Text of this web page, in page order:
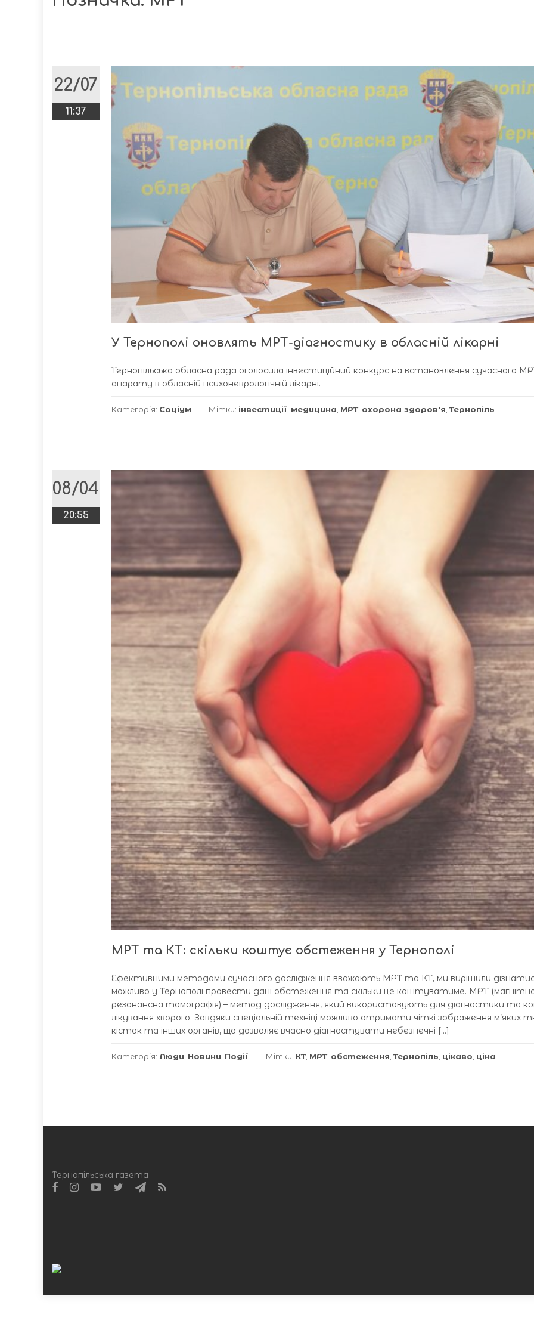
22/07
11:37
У Тернополі оновлять МРТ-діагностику в обласній лікарні
Тернопільська обласна рада оголосила інвестиційний конкурс на встановлення сучасного
апарату в обласній психоневрологічній лікарні.
Категорія: Соціум Мітки: інвестиції медицина МРТ охорона здоров'я Тернопіль
08/04
20:55
МРТ та КТ: скільки коштує обстеження у Тернополі
Ефективними методами сучасного дослідження вважають МРТ та КТ, ми вирішили
можливо у Тернополі провести дані обстеження та скільки це коштуватиме. МРТ
резонансна томографія) – метод дослідження, який використовують для діагностики та
лікування хворого. Завдяки спеціальній техніці можливо отримати чіткі зображення м’яких
кісток та інших органів, що дозволяє вчасно діагностувати небезпечні […]
Категорія: Люди Новини Події Мітки: КТ МРТ обстеження Тернопіль цікаво ціна
Тернопільська газета